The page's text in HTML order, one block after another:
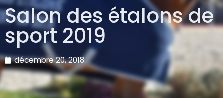
Salon des étalons de
sport 2019
décembre 20, 2018